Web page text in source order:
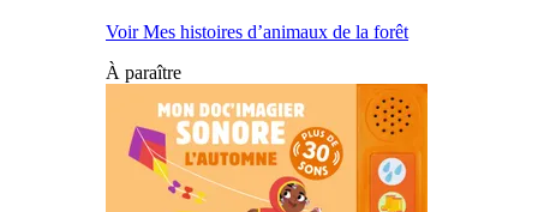
Voir Mes histoires d’animaux de la forêt
À paraître